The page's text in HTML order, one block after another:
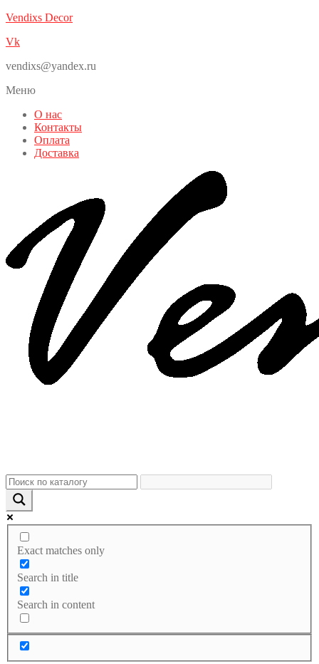
Vendixs Decor
Vk
vendixs@yandex.ru
Меню
О нас
Контакты
Оплата
Доставка
Exact matches only
Search in title
Search in content